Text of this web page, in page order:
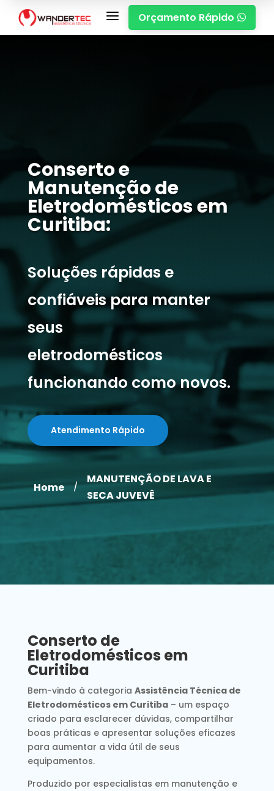
a Orçamento Rápido 
Conserto e
Manutenção de
Eletrodomésticos em
Curitiba:
Soluções rápidas e
confiáveis para manter
seus
eletrodomésticos
funcionando como novos.
Atendimento Rápido
Home /
MANUTENÇÃO DE LAVA E
SECA JUVEVÊ
Conserto de
Eletrodomésticos em
Curitiba
Bem-vindo à categoria Assistência Técnica de
Eletrodomésticos em Curitiba– um espaço
criado para esclarecer dúvidas, compartilhar
boas práticas e apresentar soluções eficazes
para aumentar a vida útil de seus
equipamentos.
Produzido por especialistas em manutenção e